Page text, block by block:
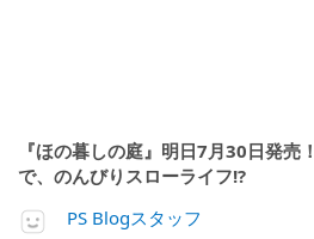
『ほの暮しの庭』明日7月30日発売
で、のんびりスローライフ!?
PS Blogスタッフ